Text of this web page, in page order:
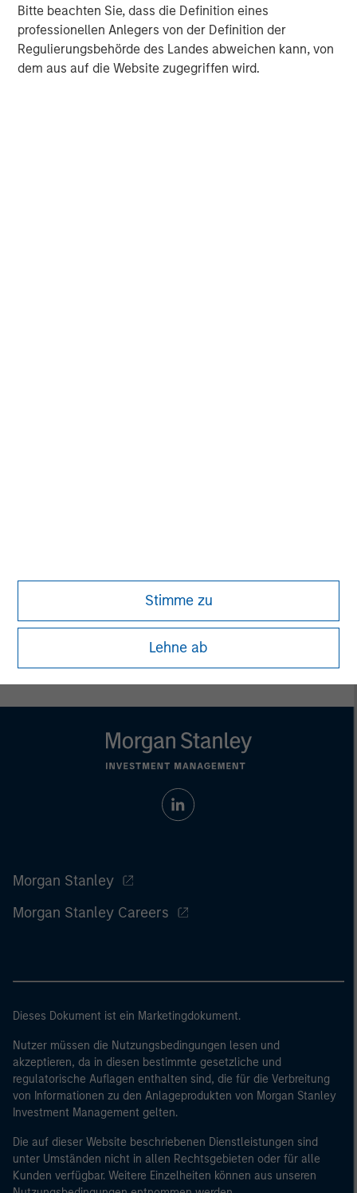
Bitte beachten Sie, dass die Definition eines
professionellen Anlegers von der Definition der
Regulierungsbehörde des Landes abweichen kann, von
dem aus auf die Website zugegriffen wird.
Stimme zu
Lehne ab
industrials markets with an emphasis on driving
significant organic and acquisition growth through an
operationally focused approach. For further information
about Morgan Stanley Capital Partners, please visit
Morgan Stanley
Morgan Stanley Careers
Dieses Dokument ist ein Marketingdokument.
Nutzer müssen die Nutzungsbedingungen lesen und
akzeptieren, da in diesen bestimmte gesetzliche und
regulatorische Auflagen enthalten sind, die für die Verbreitung
von Informationen zu den Anlageprodukten von Morgan Stanley
Investment Management gelten.
Die auf dieser Website beschriebenen Dienstleistungen sind
unter Umständen nicht in allen Rechtsgebieten oder für alle
Kunden verfügbar. Weitere Einzelheiten können aus unseren